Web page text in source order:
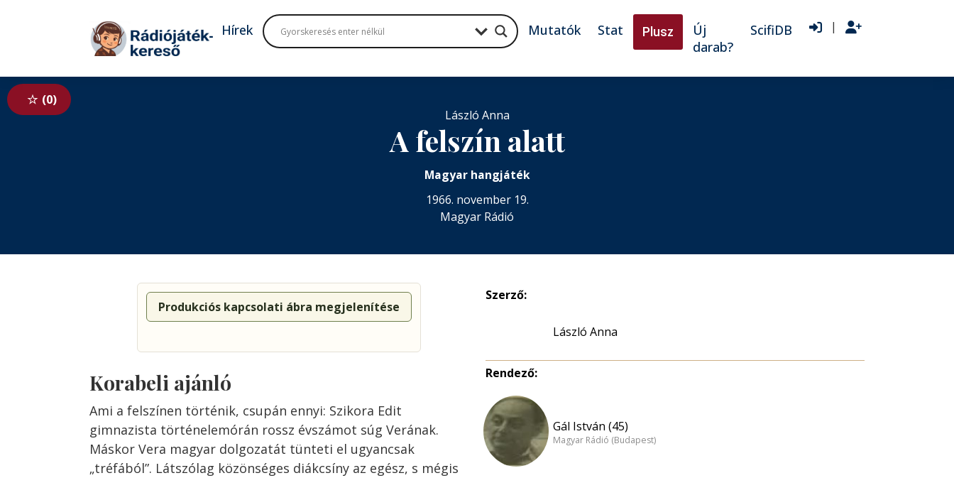
Tovább a tartalomhoz
Hírek Mutatók Stat Plusz
Új
darab?
ScifiDB |
0
László Anna
A felszín alatt
Magyar hangjáték
1966. november 19.
Magyar Rádió
Produkciós kapcsolati ábra megjelenítése
Korabeli ajánló
Ami a felszínen történik, csupán ennyi: Szikora Edit
gimnazista történelemórán rossz évszámot súg Verának.
Máskor Vera magyar dolgozatát tünteti el ugyancsak
„tréfából”. Látszólag közönséges diákcsíny az egész, s mégis
Szerző:
László Anna
Rendező:
Gál István (45)
Magyar Rádió (Budapest)